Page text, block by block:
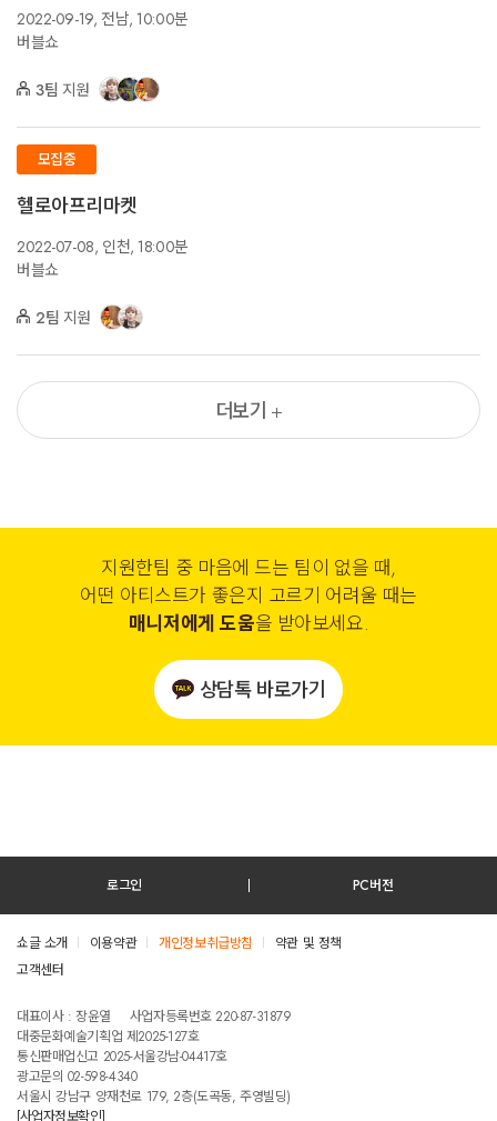
2022-09-19, 전남, 10:00분
버블쇼
3팀 지원
모집중
헬로아프리마켓
2022-07-08, 인천, 18:00분
버블쇼
2팀 지원
더보기
지원한팀 중 마음에 드는 팀이 없을 때,
어떤 아티스트가 좋은지 고르기 어려울 때는
매니저에게 도움을 받아보세요.
상담톡 바로가기
로그인 PC버전
쇼글 소개 이용약관 개인정보취급방침
약관 및 정책
고객센터
대표이사 : 장윤열
사업자등록번호 220-87-31879
대중문화예술기획업 제2025-127호
통신판매업신고 2025-서울강남-04417호
광고문의 02-598-4340
서울시 강남구 양재천로 179, 2층(도곡동, 주영빌딩)
[사업자정보확인]